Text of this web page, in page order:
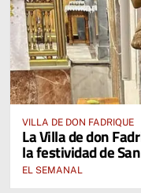
VILLA DE DON FADRIQUE
La Villa de don
la festividad de
EL SEMANAL